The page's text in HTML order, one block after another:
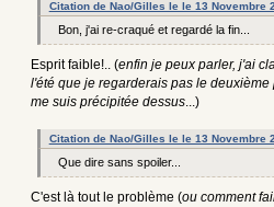
Citation de Nao/Gilles le le 13 Novembre
Bon, j'ai re-craqué et regardé la fin...
Esprit faible!.. (enfin je peux parler, j'ai
l'été que je regarderais pas le deuxième
me suis précipitée dessus...)
Citation de Nao/Gilles le le 13 Novembre
Que dire sans spoiler...
C'est là tout le problème (ou comment